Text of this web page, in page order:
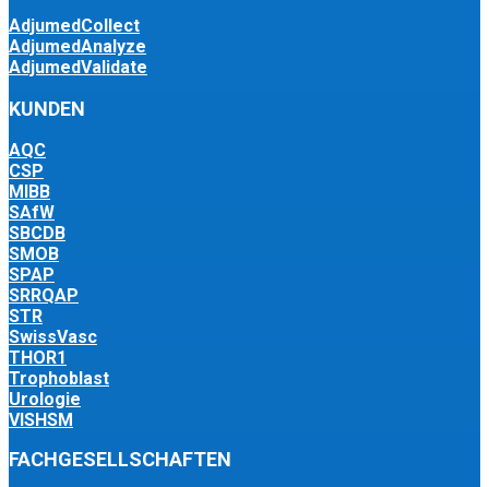
AdjumedCollect
AdjumedAnalyze
AdjumedValidate
KUNDEN
AQC
CSP
MIBB
SAfW
SBCDB
SMOB
SPAP
SRRQAP
STR
SwissVasc
THOR1
Trophoblast
Urologie
VISHSM
FACHGESELLSCHAFTEN